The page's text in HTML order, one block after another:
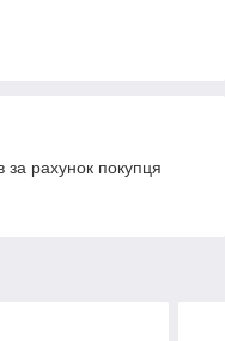
рахунок покупця